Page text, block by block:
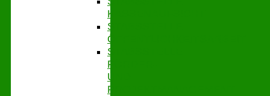
KASSENAUFSICHT
STABSSTELLE
ÖFFENTLICHKEITSARBEIT
STABSSTELLE
FÖRDER-
UND
PROJEKTMANAGEMENT